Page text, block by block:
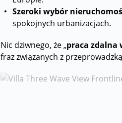
Szeroki wybór
spokojnych urbanizacjach.
Nic dziwnego, że „praca zdalna
fraz związanych z